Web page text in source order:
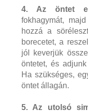
4. Az öntet
fokhagymát,
hozzá a
borecetet, a
jól keverjük
öntetet, és
Ha szükséges,
öntet állagán.
5. Az utolsó